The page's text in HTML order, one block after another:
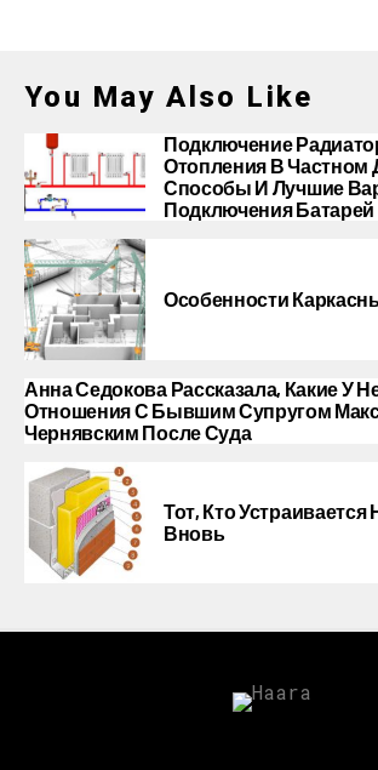
You May Also Like
Подключение
Отопления В
Способы И Лучшие
Подключения Батарей
Особенности
Анна Седокова Рассказала, Какие У
Отношения С Бывшим Супругом
Чернявским После Суда
Тот, Кто Устраивается
Вновь